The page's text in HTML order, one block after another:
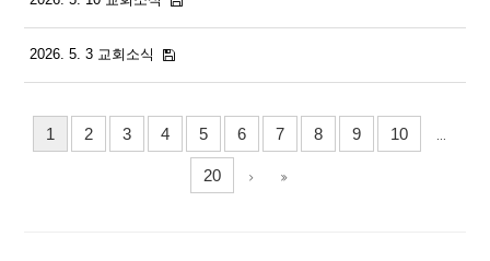
2026. 5. 3 교회소식
1 2 3 4 5 6 7 8 9 10
20